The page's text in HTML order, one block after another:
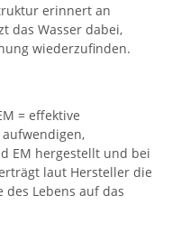
erinnert an
das Wasser dabei,
wiederzufinden.
= effektive
EM hergestellt und bei
laut Hersteller die
Lebens auf das